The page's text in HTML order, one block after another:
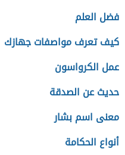
فضل العلم
كيف تعرف مواصفات جهازك
عمل الكرواسون
حديث عن الصدقة
معنى اسم بشار
أنواع الحكامة